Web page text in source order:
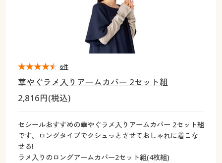
カーテン・ラグ・ファブリック
ジュニア・ティーンズ下着
大きいサイズ通販すべて
大きいサイズ レディース服
大きいサイズ レディース下着
大きいサイズ メンズ
大きいサイズ 事務・制服
カタログ
カタログ・チラシからのご注文
デジタルカタログ
ジュニア・ティーンズ下着
大きいサイズ レディース服
大きいサイズ レディース下着
大きいサイズ メンズ
大きいサイズ 事務・制服
カタログ
カタログ無料プレゼント
華やぐラメ入りアームカバー 2セット組
2,816円(税込)
セシールおすすめの華やぐラメ入りアームカバー 2セット組
です。ロングタイプでクシュっとさせておしゃれに着こな
せる!
ラメ入りのロングアームカバー2セット組(4枚組)
6件